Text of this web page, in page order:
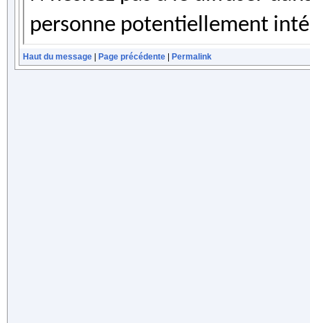
Haut du message Page précédente Permalink